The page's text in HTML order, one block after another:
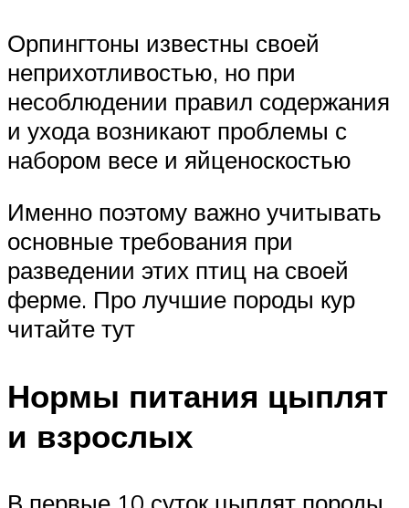
Орпингтоны известны своей
неприхотливостью, но при
несоблюдении правил содержания
и ухода возникают проблемы с
набором весе и яйценоскостью
Именно поэтому важно учитывать
основные требования при
разведении этих птиц на своей
ферме. Про лучшие породы кур
читайте тут
Нормы питания цыплят
и взрослых